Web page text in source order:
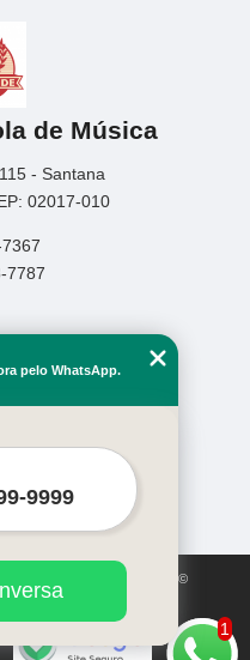
de Música
- Santana
02017-010
7787
direitos autorais. Copyright©
1998)
1
pelo WhatsApp.